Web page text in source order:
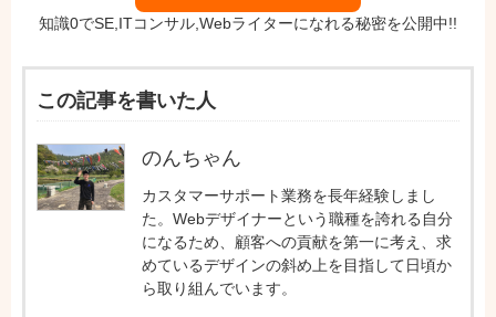
知識0でSE,ITコンサル,Webライターになれる秘密を公開中!!
この記事を書いた人
のんちゃん
カスタマーサポート業務を長年経験しまし
た。Webデザイナーという職種を誇れる自分
になるため、顧客への貢献を第一に考え、求
めているデザインの斜め上を目指して日頃か
ら取り組んでいます。